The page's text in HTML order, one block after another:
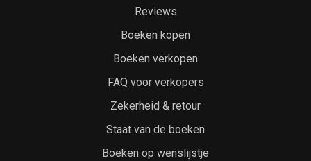
Reviews
Boeken kopen
Boeken verkopen
FAQ voor verkopers
Zekerheid & retour
Staat van de boeken
Boeken op wenslijstje